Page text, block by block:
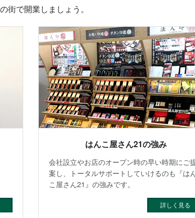
街で開業しましょう。
はんこ屋さん21の強み
会社設立やお店のオープン時の早い時期にご
案し、トータルサポートしていけるのも『は
こ屋さん21』の強みです。
詳しく見る